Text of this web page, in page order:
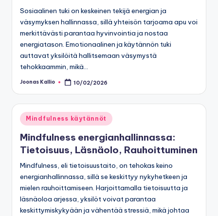
Sosiaalinen tuki on keskeinen tekijä energian ja
väsymyksen hallinnassa, sillä yhteisön tarjoama apu voi
merkittävästi parantaa hyvinvointia ja nostaa
energiatason. Emotionaalinen ja käytännön tuki
auttavat yksilöitä hallitsemaan väsymystä
tehokkaammin, mikä…
Posted
Joonas Kallio 10/02/2026
Posted
in
Mindfulness käytännöt
Mindfulness energianhallinnassa:
Tietoisuus, Läsnäolo, Rauhoittuminen
Mindfulness, eli tietoisuustaito, on tehokas keino
energianhallinnassa, sillä se keskittyy nykyhetkeen ja
mielen rauhoittamiseen. Harjoittamalla tietoisuutta ja
läsnäoloa arjessa, yksilöt voivat parantaa
keskittymiskykyään ja vähentää stressiä, mikä johtaa